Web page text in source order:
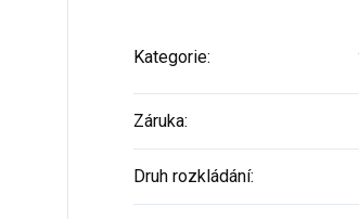
Kategorie:
Záruka:
Druh rozkládání: